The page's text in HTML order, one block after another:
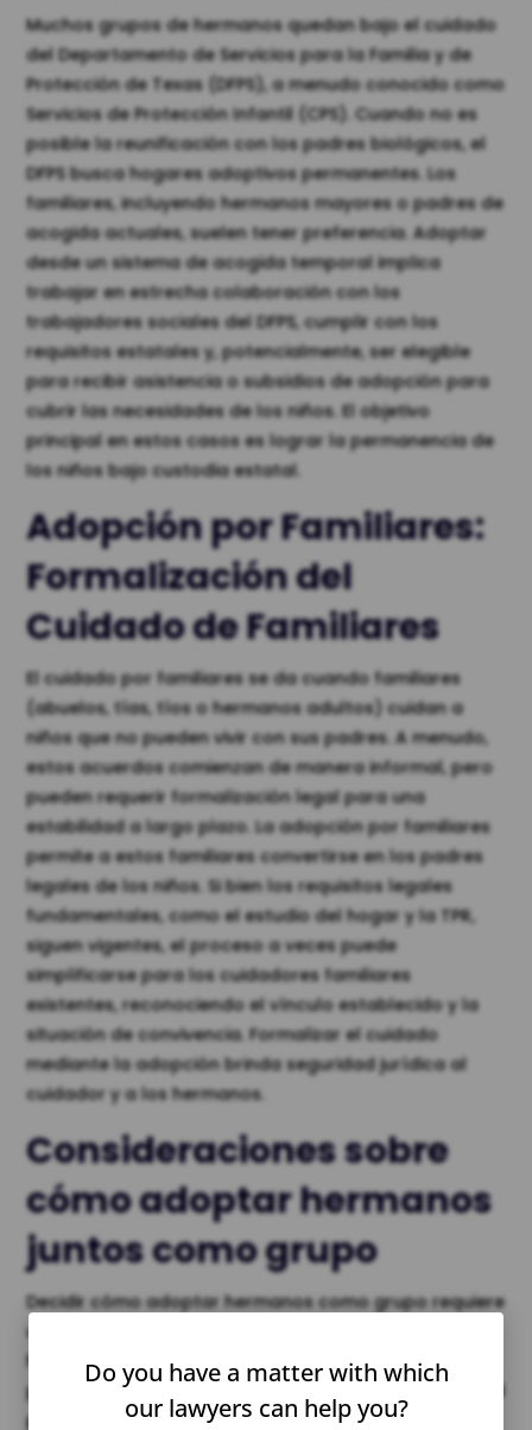
Muchos grupos de hermanos quedan bajo el cuidado
del Departamento de Servicios para la Familia y de
Protección de Texas (DFPS), a menudo conocido como
Servicios de Protección Infantil (CPS). Cuando no es
posible la reunificación con los padres biológicos, el
DFPS busca hogares adoptivos permanentes. Los
familiares, incluyendo hermanos mayores o padres de
acogida actuales, suelen tener preferencia. Adoptar
desde un sistema de acogida temporal implica
trabajar en estrecha colaboración con los
trabajadores sociales del DFPS, cumplir con los
requisitos estatales y, potencialmente, ser elegible
para recibir asistencia o subsidios de adopción para
cubrir las necesidades de los niños. El objetivo
principal en estos casos es lograr la permanencia de
los niños bajo custodia estatal.
Adopción por Familiares:
Formalización del
Cuidado de Familiares
El cuidado por familiares se da cuando familiares
(abuelos, tías, tíos o hermanos adultos) cuidan a
niños que no pueden vivir con sus padres. A menudo,
estos acuerdos comienzan de manera informal, pero
pueden requerir formalización legal para una
estabilidad a largo plazo. La adopción por familiares
permite a estos familiares convertirse en los padres
legales de los niños. Si bien los requisitos legales
fundamentales, como el estudio del hogar y la TPR,
siguen vigentes, el proceso a veces puede
simplificarse para los cuidadores familiares
existentes, reconociendo el vínculo establecido y la
situación de convivencia. Formalizar el cuidado
mediante la adopción brinda seguridad jurídica al
cuidador y a los hermanos.
Consideraciones sobre
cómo adoptar hermanos
juntos como grupo
Decidir cómo adoptar hermanos como grupo requiere
una cuidadosa reflexión. Si bien mantener a los
hermanos juntos es muy beneficioso, los futuros
padres deben evaluar de forma realista su capacidad
para satisfacer las necesidades emocionales, de
Do you have a matter with which
our lawyers can help you?